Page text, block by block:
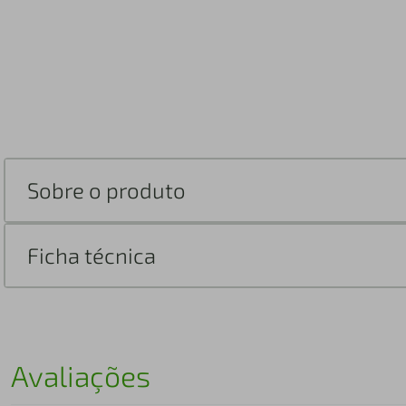
Sobre o produto
Ficha técnica
Avaliações